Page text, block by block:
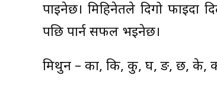
पाइनेछ। मिहिनेतले दिगो फाइदा
पछि पार्न सफल भइनेछ।
मिथुन – का, कि, कु, घ, ङ, छ, के,